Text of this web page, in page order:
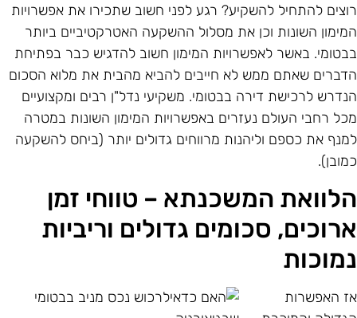
להתחיל להשקיע? רגע לפני חשוב שתכירו את אפשרויות
השונות וכן את מסלול ההשקעה האטרקטיביים ביותר
באשר לאפשרויות המימון חשוב להדגיש כבר בפתיחת
שאתם ממש לא חייבים להביא מהבית את מלוא הסכום
לרכישת דירה בבטומי. משקיעי נדל"ן רבים ומקצועיים
רחבי העולם נעזרים באפשרויות המימון השונות במטרה
את כספם וליהנות מרווחים גדולים יותר (ביחס להשקעה
המשכנתא – טווחי זמן
סכומים גדולים וריביות
האפשרות